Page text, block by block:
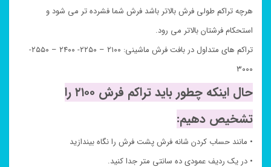
هرچه تراکم طولی فرش بالاتر باشد فرش شما فشرده تر می شود و
استحکام فرشتان بالاتر می رود.
تراکم های متداول در بافت فرش ماشینی: ۲۱۰۰ – ۲۲۵۰- ۲۴۰۰ – ۲۵۵۰-
۳۰۰۰
حال اینکه چطور باید تراکم فرش ۲۱۰۰ را
تشخیص دهیم:
• مانند حساب کردن شانه فرش پشت فرش را نگاه بیندازید
• در یک ردیف عمودی ده سانتی متر جدا کنید.